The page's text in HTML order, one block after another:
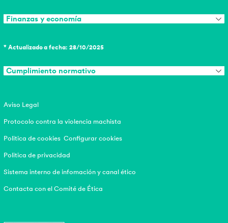
Finanzas y economía
* Actualizado a fecha: 28/10/2025
Cumplimiento normativo
Aviso Legal
Protocolo contra la violencia machista
Politica de cookies Configurar cookies
Politica de privacidad
Sistema interno de infomación y canal ético
Contacta con el Comité de Ética